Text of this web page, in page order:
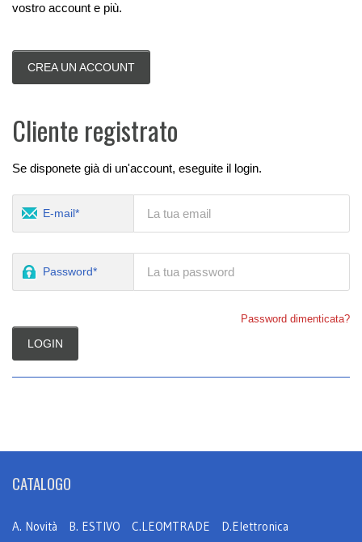
vostro account e più.
CREA UN ACCOUNT
Cliente registrato
Se disponete già di un'account, eseguite il login.
E-mail*
Password*
Password dimenticata?
LOGIN
CATALOGO
A. Novità B. ESTIVO C.LEOMTRADE
D.Elettronica